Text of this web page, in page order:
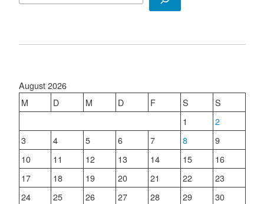
August 2026
M
D M D F S
S
1
2
3
4 5 6 7 8
9
10
11 12 13 14 15
16
17
18 19 20 21 22
23
24
25 26 27 28 29
30